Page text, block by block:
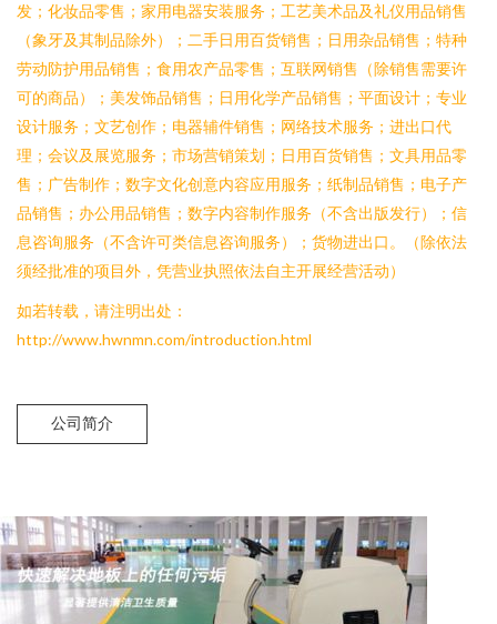
发；化妆品零售；家用电器安装服务；工艺美术品及礼仪用品销售
（象牙及其制品除外）；二手日用百货销售；日用杂品销售；特种
劳动防护用品销售；食用农产品零售；互联网销售（除销售需要许
可的商品）；美发饰品销售；日用化学产品销售；平面设计；专业
设计服务；文艺创作；电器辅件销售；网络技术服务；进出口代
理；会议及展览服务；市场营销策划；日用百货销售；文具用品零
售；广告制作；数字文化创意内容应用服务；纸制品销售；电子产
品销售；办公用品销售；数字内容制作服务（不含出版发行）；信
息咨询服务（不含许可类信息咨询服务）；货物进出口。（除依法
须经批准的项目外，凭营业执照依法自主开展经营活动）
如若转载，请注明出处：
http://www.hwnmn.com/introduction.html
公司简介